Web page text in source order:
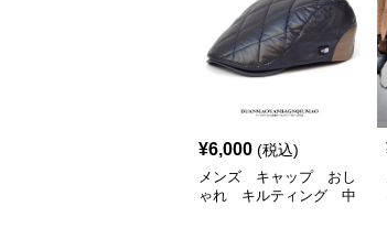
¥6,000 (税込)
メンズ キャップ おし
ゃれ キルティング 中